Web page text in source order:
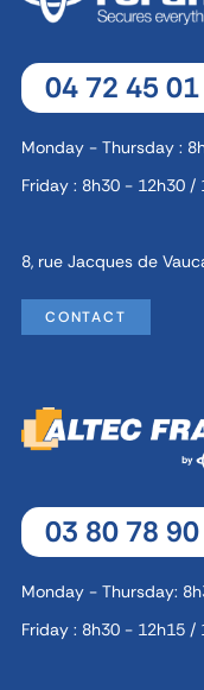
04 72 45
Monday - Thursday :
Friday : 8h30 - 12h30 /
8, rue Jacques de
CONTACT
03 80 78
Monday - Thursday:
Friday : 8h30 - 12h15 /